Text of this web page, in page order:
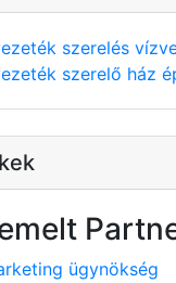
szerelés
szerelő ház
ügynökség